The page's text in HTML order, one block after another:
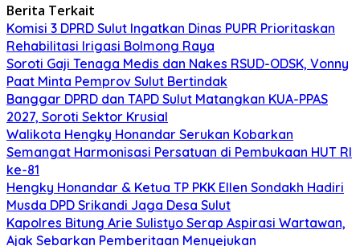
Berita Terkait
Komisi 3 DPRD Sulut Ingatkan Dinas PUPR Prioritaskan
Rehabilitasi Irigasi Bolmong Raya
Soroti Gaji Tenaga Medis dan Nakes RSUD-ODSK, Vonny
Paat Minta Pemprov Sulut Bertindak
Banggar DPRD dan TAPD Sulut Matangkan KUA-PPAS
2027, Soroti Sektor Krusial
Walikota Hengky Honandar Serukan Kobarkan
Semangat Harmonisasi Persatuan di Pembukaan HUT RI
ke-81
Hengky Honandar & Ketua TP PKK Ellen Sondakh Hadiri
Musda DPD Srikandi Jaga Desa Sulut
Kapolres Bitung Arie Sulistyo Serap Aspirasi Wartawan,
Ajak Sebarkan Pemberitaan Menyejukan